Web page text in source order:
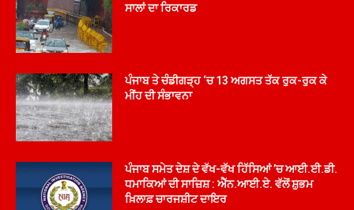
ਸਾਲਾਂ ਦਾ ਰਿਕਾਰਡ
ਪੰਜਾਬ ਤੇ ਚੰਡੀਗੜ੍ਹ ‘ਚ 13 ਅਗਸਤ ਤੱਕ ਰੁਕ-ਰੁਕ ਕੇ
ਮੀਂਹ ਦੀ ਸੰਭਾਵਨਾ
ਪੰਜਾਬ ਸਮੇਤ ਦੇਸ਼ ਦੇ ਵੱਖ-ਵੱਖ ਹਿੱਸਿਆਂ ’ਚ ਆਈ.ਈ.ਡੀ.
ਧਮਾਕਿਆਂ ਦੀ ਸਾਜ਼ਿਸ਼ : ਐੱਨ.ਆਈ.ਏ. ਵੱਲੋਂ ਸ਼ੁਭਮ
ਖ਼ਿਲਾਫ਼ ਚਾਰਜਸ਼ੀਟ ਦਾਇਰ